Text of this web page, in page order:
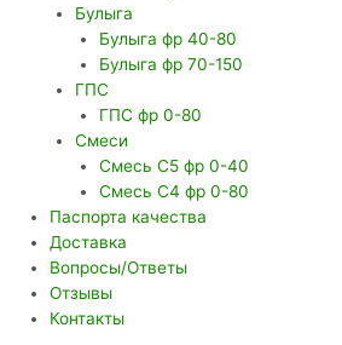
Булыга
Булыга фр 40-80
Булыга фр 70-150
ГПС
ГПС фр 0-80
Смеси
Смесь С5 фр 0-40
Смесь С4 фр 0-80
Паспорта качества
Доставка
Вопросы/Ответы
Отзывы
Контакты